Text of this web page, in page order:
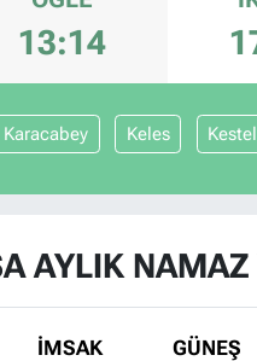
13:14
Karacabey Keles Kestel
AYLIK
İMSAK GÜNEŞ